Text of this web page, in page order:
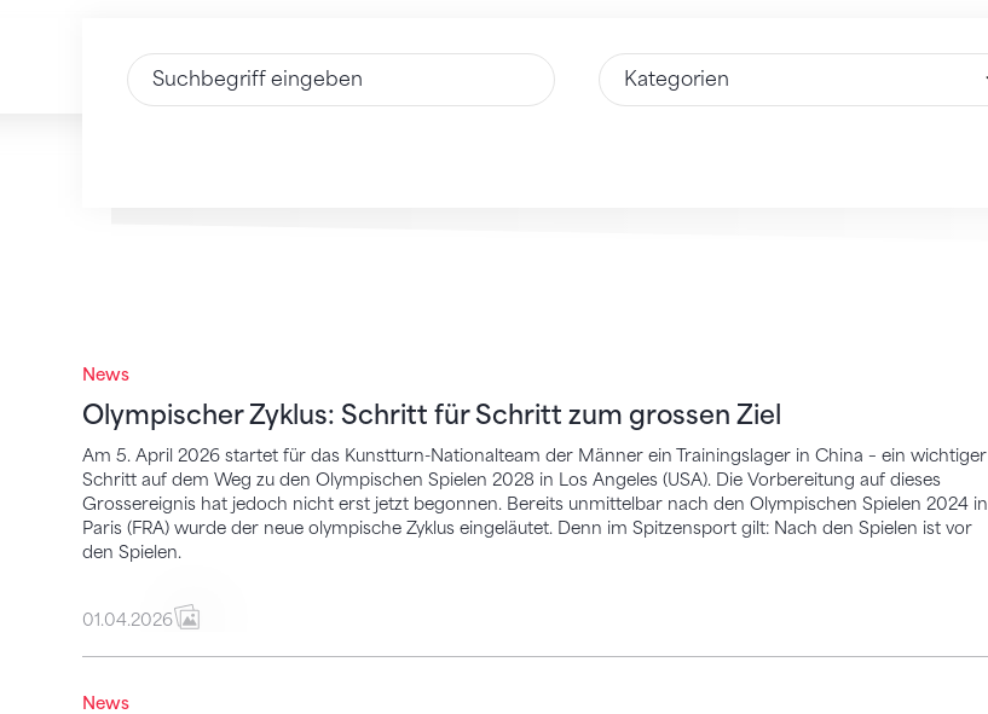
Text eingeben Wähle Option
News
Olympischer Zyklus: Schritt für Schritt zum grossen Ziel
Am 5. April 2026 startet für das Kunstturn-Nationalteam der Männer ein Trainingslager in China – ein wichtiger
Schritt auf dem Weg zu den Olympischen Spielen 2028 in Los Angeles (USA). Die Vorbereitung auf dieses
Grossereignis hat jedoch nicht erst jetzt begonnen. Bereits unmittelbar nach den Olympischen Spielen 2024 in
Paris (FRA) wurde der neue olympische Zyklus eingeläutet. Denn im Spitzensport gilt: Nach den Spielen ist vor
den Spielen.
Olympischer Zyklus: Schritt für Schritt zum grossen Ziel
01.04.2026
News
Sechs STV-Nominierungen für die European Gymnastics Awards 2025